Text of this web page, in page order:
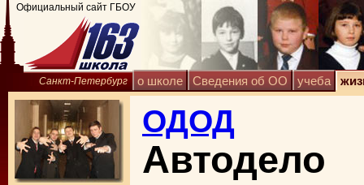
Официальный сайт ГБОУ
Санкт-Петербург о школе Сведения об ОО учеба
ОДОД
Автодело